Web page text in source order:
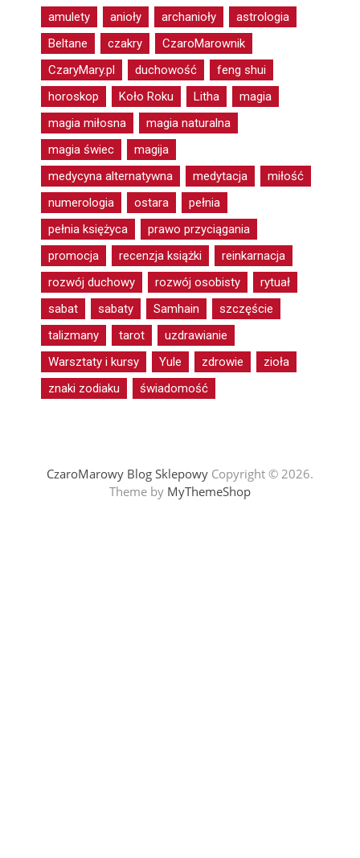
amulety anioły archanioły
astrologia
Beltane
czakry
CzaroMarownik
CzaryMary.pl
duchowość
feng shui
horoskop
Koło Roku Litha
magia
magia miłosna
magia naturalna
magia świec
magija
medycyna alternatywna
medytacja
miłość
numerologia
ostara
pełnia
pełnia księżyca
prawo przyciągania
promocja
recenzja książki
reinkarnacja
rozwój duchowy
rozwój osobisty
rytuał
sabat
sabaty Samhain
szczęście
talizmany
tarot
uzdrawianie
Warsztaty i kursy
Yule zdrowie
zioła
znaki zodiaku
świadomość
CzaroMarowy Blog SklepowyCopyright © 2026.
Theme by MyThemeShop